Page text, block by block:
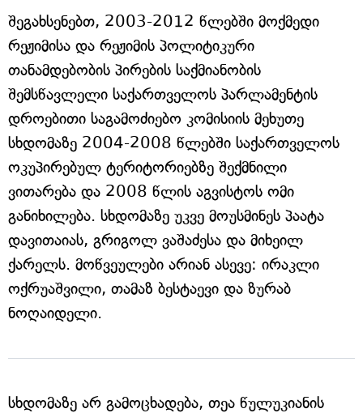
შეგახსენებთ, 2003-2012 წლებში მოქმედი
რეჟიმისა და რეჟიმის პოლიტიკური
თანამდებობის პირების საქმიანობის
შემსწავლელი საქართველოს პარლამენტის
დროებითი საგამოძიებო კომისიის მეხუთე
სხდომაზე 2004-2008 წლებში საქართველოს
ოკუპირებულ ტერიტორიებზე შექმნილი
ვითარება და 2008 წლის აგვისტოს ომი
განიხილება. სხდომაზე უკვე მოუსმინეს პაატა
დავითაიას, გრიგოლ ვაშაძესა და მიხეილ
ქარელს. მოწვეულები არიან ასევე: ირაკლი
ოქრუაშვილი, თამაზ ბესტაევი და ზურაბ
ნოღაიდელი.
სხდომაზე არ გამოცხადება, თეა წულუკიანის